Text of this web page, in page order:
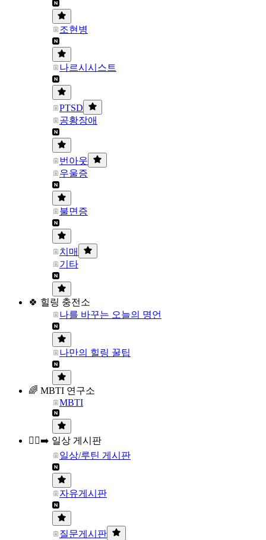
조현병
나르시시스트
PTSD
공황장애
번아웃
우울증
불면증
치매
기타
🍀 힐링 충전소
나를 바꾸는 오늘의 명언
나만의 힐링 꿀팁
🌈 MBTI 연구소
MBTI
🏃‍♀️‍➡️ 일상 게시판
일상/루틴 게시판
자유게시판
질문게시판